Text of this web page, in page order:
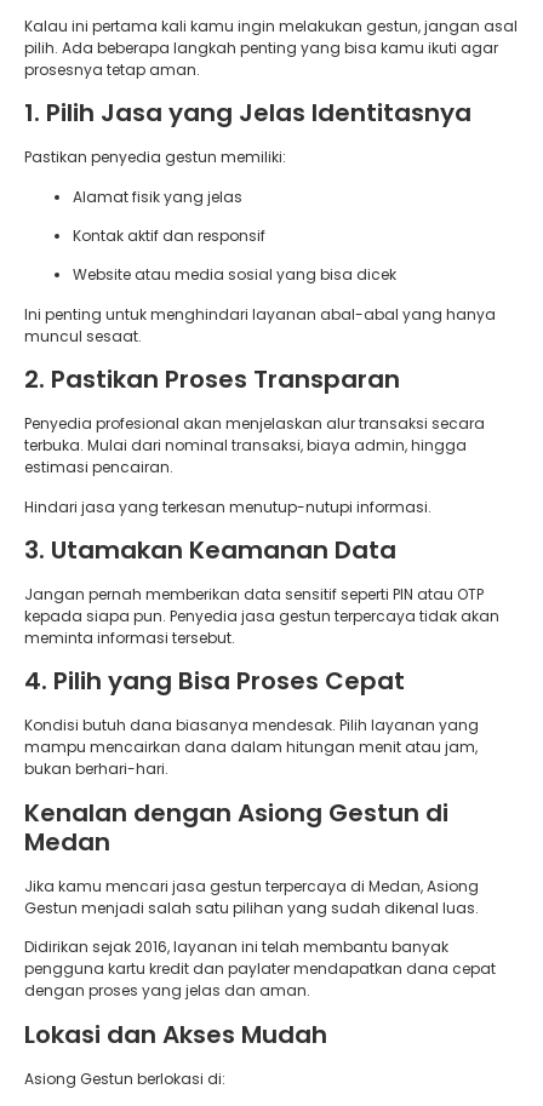
Kalau ini pertama kali kamu ingin melakukan gestun, jangan asal
pilih. Ada beberapa langkah penting yang bisa kamu ikuti agar
prosesnya tetap aman.
1. Pilih Jasa yang Jelas Identitasnya
Pastikan penyedia gestun memiliki:
Alamat fisik yang jelas
Kontak aktif dan responsif
Website atau media sosial yang bisa dicek
Ini penting untuk menghindari layanan abal-abal yang hanya
muncul sesaat.
2. Pastikan Proses Transparan
Penyedia profesional akan menjelaskan alur transaksi secara
terbuka. Mulai dari nominal transaksi, biaya admin, hingga
estimasi pencairan.
Hindari jasa yang terkesan menutup-nutupi informasi.
3. Utamakan Keamanan Data
Jangan pernah memberikan data sensitif seperti PIN atau OTP
kepada siapa pun. Penyedia jasa gestun terpercaya tidak akan
meminta informasi tersebut.
4. Pilih yang Bisa Proses Cepat
Kondisi butuh dana biasanya mendesak. Pilih layanan yang
mampu mencairkan dana dalam hitungan menit atau jam,
bukan berhari-hari.
Kenalan dengan Asiong Gestun di
Medan
Jika kamu mencari jasa gestun terpercaya di Medan, Asiong
Gestun menjadi salah satu pilihan yang sudah dikenal luas.
Didirikan sejak 2016, layanan ini telah membantu banyak
pengguna kartu kredit dan paylater mendapatkan dana cepat
dengan proses yang jelas dan aman.
Lokasi dan Akses Mudah
Asiong Gestun berlokasi di: